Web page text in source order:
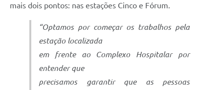
mais dois pontos: nas estações Cinco e Fórum.
“Optamos por começar os trabalhos pela
estação localizada
em frente ao Complexo Hospitalar por
entender que
precisamos garantir que as pessoas